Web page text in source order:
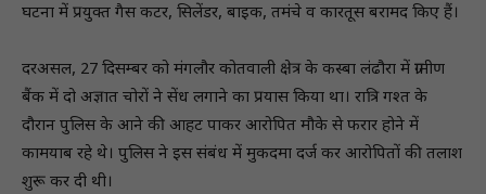
घटना में प्रयुक्त गैस कटर, सिलेंडर, बाइक, तमंचे व कारतूस बरामद किए हैं।
दरअसल, 27 दिसम्बर को मंगलौर कोतवाली क्षेत्र के कस्बा लंढौरा में ग्रामीण
बैंक में दो अज्ञात चोरों ने सेंध लगाने का प्रयास किया था। रात्रि गश्त के
दौरान पुलिस के आने की आहट पाकर आरोपित मौके से फरार होने में
कामयाब रहे थे। पुलिस ने इस संबंध में मुकदमा दर्ज कर आरोपितों की तलाश
शुरू कर दी थी।